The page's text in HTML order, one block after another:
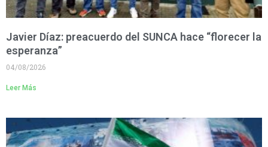
Javier Díaz: preacuerdo del SUNCA hace “florecer la
esperanza”
04/08/2026
Leer Más